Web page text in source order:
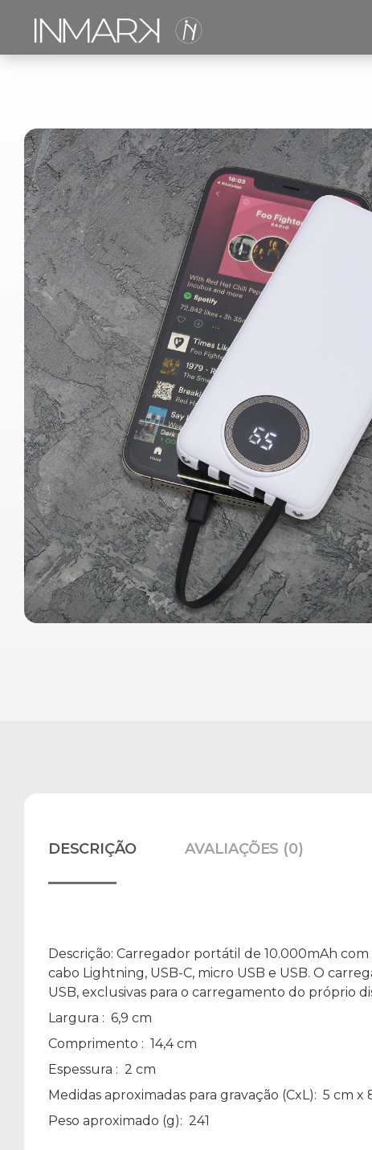
DESCRIÇÃO AVALIAÇÕES (0)
Descrição: Carregador portátil de 10.000mAh
cabo Lightning, USB-C, micro USB e USB. O
USB, exclusivas para o carregamento do próprio
Largura : 6,9 cm
Comprimento : 14,4 cm
Espessura : 2 cm
Medidas aproximadas para gravação (CxL): 5 cm x
Peso aproximado (g): 241